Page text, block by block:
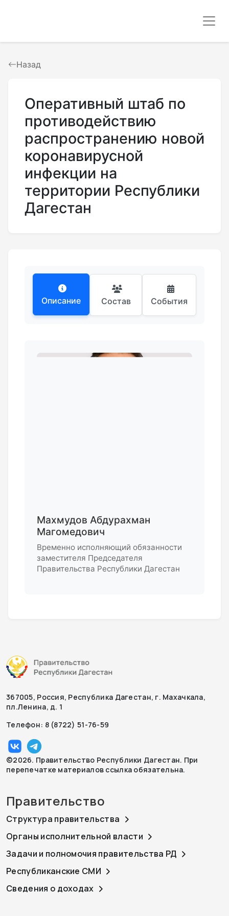
Назад
Оперативный штаб по
противодействию
распространению новой
коронавирусной
инфекции на
территории Республики
Дагестан
Описание Состав События
Махмудов Абдурахман
Магомедович
Временно исполняющий обязанности
заместителя Председателя
Правительства Республики Дагестан
367005, Россия, Республика Дагестан, г. Махачкала,
пл.Ленина, д. 1
Телефон: 8 (8722) 51-76-59
©2026. Правительство Республики Дагестан. При
перепечатке материалов ссылка обязательна.
Правительство
Структура правительства
Органы исполнительной власти
Задачи и полномочия правительства РД
Республиканские СМИ
Сведения о доходах